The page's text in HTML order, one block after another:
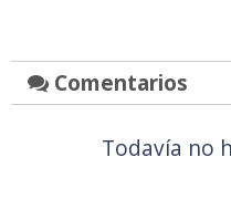
Comentarios
Todavía no